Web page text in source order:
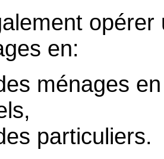
en:
ménages
particuliers.